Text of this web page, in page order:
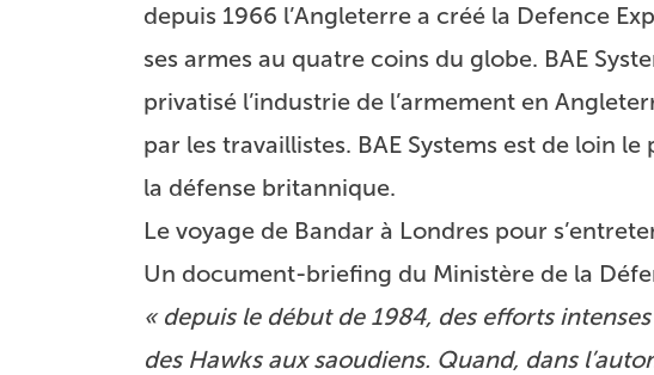
depuis 1966 l’Angleterre a créé la Defence
ses armes au quatre coins du globe. BAE
privatisé l’industrie de l’armement en
par les travaillistes. BAE Systems est de loin
la défense britannique.
Le voyage de Bandar à Londres pour
Un document-briefing du Ministère de la
« depuis le début de 1984, des efforts
des Hawks aux saoudiens. Quand, dans